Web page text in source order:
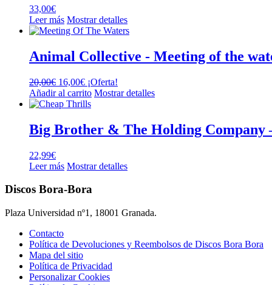
33,00€
Leer más Mostrar detalles
Animal Collective ‎- Meeting of the
20,00€ El
precio
original
20,00€.
16,00€El
precio
actual
16,00€.
¡Oferta!
Añadir al carrito Mostrar detalles
Big Brother & The Holding Company
22,99€
Leer más Mostrar detalles
Discos Bora-Bora
Plaza Universidad nº1, 18001 Granada.
Contacto
Política de Devoluciones y Reembolsos de Discos Bora Bora
Mapa del sitio
Política de Privacidad
Personalizar Cookies